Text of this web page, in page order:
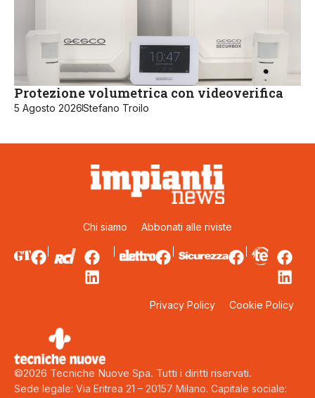
Protezione volumetrica con videoverifica
5 Agosto 2026Stefano Troilo
Chi siamo Abbonati alle riviste
Privacy Policy Cookie Policy
©2026 Tecniche Nuove Spa. Tutti i diritti riservati.
Sede legale: Via Eritrea 21 – 20157 Milano. Capitale sociale: